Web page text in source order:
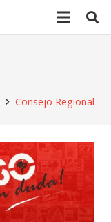
Consejo Regional